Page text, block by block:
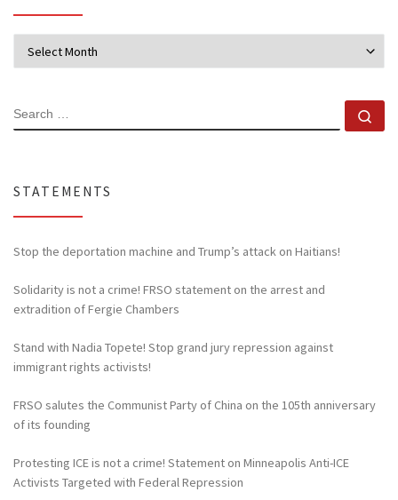
SEARCH
STATEMENTS
Stop the deportation machine and Trump’s attack on Haitians!
Solidarity is not a crime! FRSO statement on the arrest and
extradition of Fergie Chambers
Stand with Nadia Topete! Stop grand jury repression against
immigrant rights activists!
FRSO salutes the Communist Party of China on the 105th anniversary
of its founding
Protesting ICE is not a crime! Statement on Minneapolis Anti-ICE
Activists Targeted with Federal Repression